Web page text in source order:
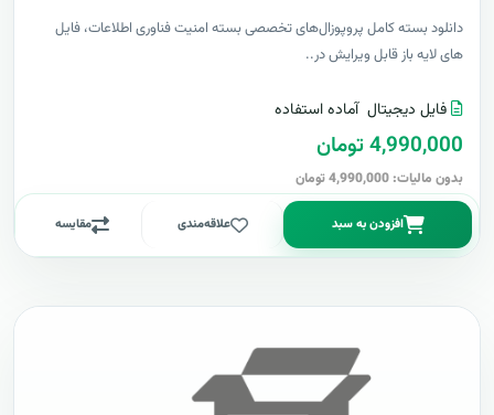
دانلود بسته کامل پروپوزال‌های تخصصی بسته امنیت فناوری اطلاعات، فایل
های لایه باز قابل ویرایش در..
فایل دیجیتال آماده استفاده
4,990,000 تومان
بدون مالیات: 4,990,000 تومان
افزودن به سبد علاقه‌مندی مقایسه